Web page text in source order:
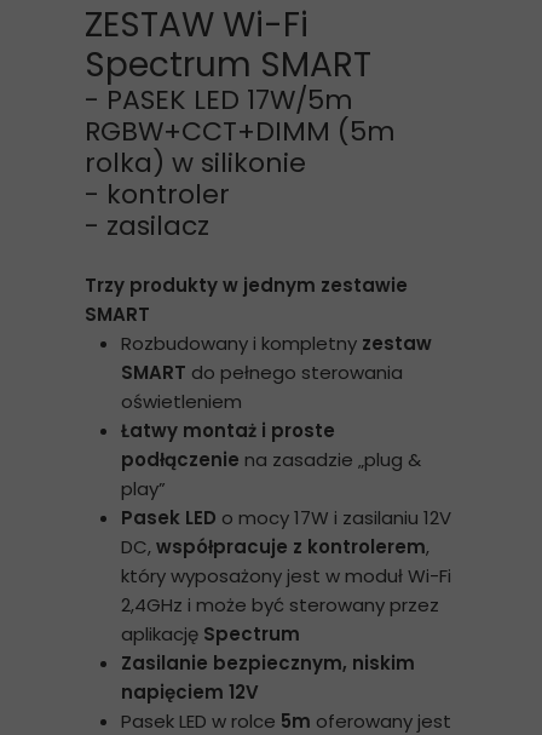
ZESTAW Wi-Fi
Spectrum SMART
- PASEK LED 17W/5m
RGBW+CCT+DIMM (5m
rolka) w silikonie
- kontroler
- zasilacz
Trzy produkty w jednym zestawie
SMART
Rozbudowany i kompletny zestaw
SMART do pełnego sterowania
oświetleniem
Łatwy montaż i proste
podłączenie na zasadzie „plug &
play”
Pasek LED o mocy 17W i zasilaniu 12V
DC,współpracuje z kontrolerem,
który wyposażony jest w moduł Wi-Fi
2,4GHz i może być sterowany przez
aplikację Spectrum
Zasilanie bezpiecznym, niskim
napięciem 12V
Pasek LED w rolce 5m oferowany jest